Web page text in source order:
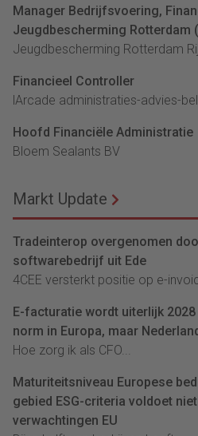
Manager Bedrijfsvoering,
Jeugdbescherming Rotterdam
Jeugdbescherming Rotterdam
Financieel Controller
lArcade administraties-advies-
Hoofd Financiële Administratie
Bloem Sealants BV
Markt Update
Tradeinterop overgenomen
softwarebedrijf uit Ede
4CEE versterkt positie op e-
E-facturatie wordt uiterlijk 2028
norm in Europa, maar
Hoe zorg ik als CFO...
Maturiteitsniveau Europese
gebied ESG-criteria voldoet
verwachtingen EU